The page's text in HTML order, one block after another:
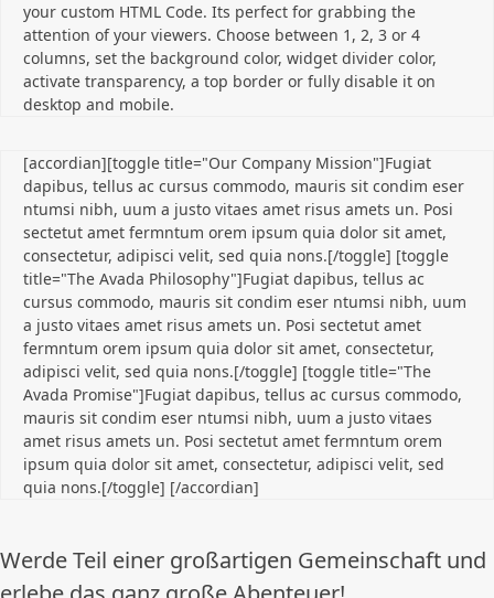
your custom HTML Code. Its perfect for grabbing the
attention of your viewers. Choose between 1, 2, 3 or 4
columns, set the background color, widget divider color,
activate transparency, a top border or fully disable it on
desktop and mobile.
[accordian][toggle title="Our Company Mission"]Fugiat
dapibus, tellus ac cursus commodo, mauris sit condim eser
ntumsi nibh, uum a justo vitaes amet risus amets un. Posi
sectetut amet fermntum orem ipsum quia dolor sit amet,
consectetur, adipisci velit, sed quia nons.[/toggle] [toggle
title="The Avada Philosophy"]Fugiat dapibus, tellus ac
cursus commodo, mauris sit condim eser ntumsi nibh, uum
a justo vitaes amet risus amets un. Posi sectetut amet
fermntum orem ipsum quia dolor sit amet, consectetur,
adipisci velit, sed quia nons.[/toggle] [toggle title="The
Avada Promise"]Fugiat dapibus, tellus ac cursus commodo,
mauris sit condim eser ntumsi nibh, uum a justo vitaes
amet risus amets un. Posi sectetut amet fermntum orem
ipsum quia dolor sit amet, consectetur, adipisci velit, sed
quia nons.[/toggle] [/accordian]
Werde Teil einer großartigen Gemeinschaft und